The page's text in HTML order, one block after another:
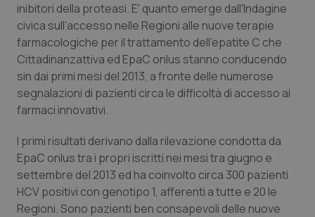
Basilicata
Calabria
Campania
Friuli Venezia Giulia
Lazio
Artrite & artrosi
Asma & BPCO
Car-T
Dermatite Atopica
Diabete & glucometri
QS Club Newsletter
inibitori della proteasi. E' quanto emerge dall'Indagine
civica sull'accesso nelle Regioni alle nuove terapie
farmacologiche per il trattamento dell'epatite C che
Cittadinanzattiva ed EpaC onlus stanno conducendo
sin dai primi mesi del 2013, a fronte delle numerose
segnalazioni di pazienti circa le difficoltà di accesso ai
farmaci innovativi.
I primi risultati derivano dalla rilevazione condotta da
EpaC onlus tra i propri iscritti nei mesi tra giugno e
settembre del 2013 ed ha coinvolto circa 300 pazienti
HCV positivi con genotipo 1, afferenti a tutte e 20 le
Regioni. Sono pazienti ben consapevoli delle nuove